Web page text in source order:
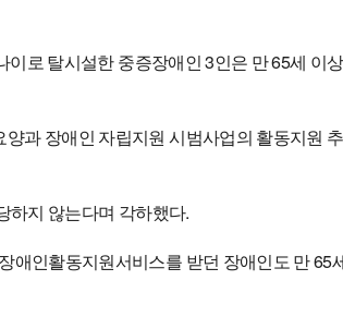
로 탈시설한 중증장애인 3인은 만 65세 이
과 장애인 자립지원 시범사업의 활동지원
하지 않는다며 각하했다.
인활동지원서비스를 받던 장애인도 만